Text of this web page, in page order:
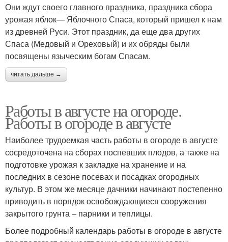
Они ждут своего главного праздника, праздника сбора
урожая яблок— Яблочного Спаса, который пришел к нам
из древней Руси. Этот праздник, да еще два других
Спаса (Медовый и Ореховый) и их обряды были
посвящены языческим богам Спасам.
читать дальше →
Работы в августе на огороде.
Работы в огороде в августе
Наиболее трудоемкая часть работы в огороде в августе
сосредоточена на сборах поспевших плодов, а также на
подготовке урожая к закладке на хранение и на
последних в сезоне посевах и посадках огородных
культур. В этом же месяце дачники начинают постепенно
приводить в порядок освобождающиеся сооружения
закрытого грунта – парники и теплицы.
Более подробный календарь работы в огороде в августе